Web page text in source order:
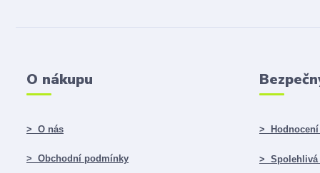
O nákupu
> O nás
> Obchodní podmínky
> Hodnocení
> Spolehlivá